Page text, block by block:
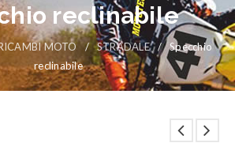
reclinabile
MOTO / STRADALE /
Specchio
reclinabile